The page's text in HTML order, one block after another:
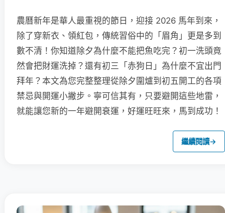
農曆新年是華人最重視的節日，迎接 2026 馬年到來，
除了穿新衣、領紅包，傳統習俗中的「眉角」更是多到
數不清！你知道除夕為什麼不能把魚吃完？初一洗頭竟
然會把財運洗掉？還有初三「赤狗日」為什麼不宜出門
拜年？本文為您完整整理從除夕圍爐到初五開工的各項
禁忌與開運小撇步。寧可信其有，只要避開這些地雷，
就能讓您新的一年避開衰運，好運旺旺來，馬到成功！
繼續閱讀→